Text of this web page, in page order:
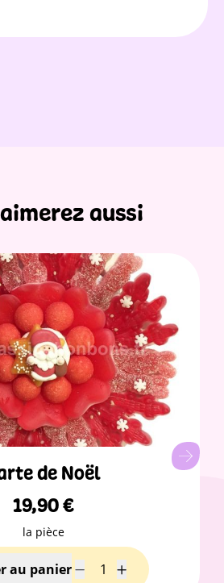
aussi
de Noël
19,90€
la pièce